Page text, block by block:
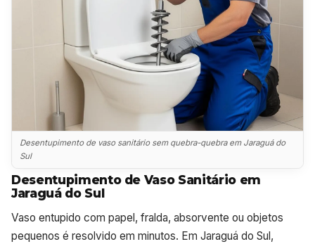
Desentupimento de vaso sanitário sem quebra-quebra em Jaraguá do
Sul
Desentupimento de Vaso Sanitário em
Jaraguá do Sul
Vaso entupido com papel, fralda, absorvente ou objetos
pequenos é resolvido em minutos. Em Jaraguá do Sul,